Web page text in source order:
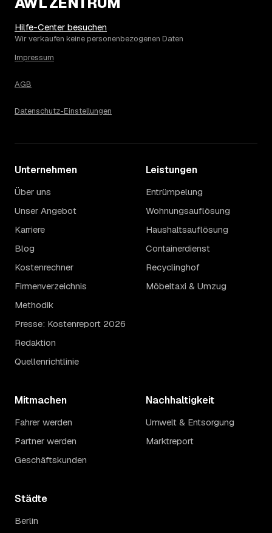
Zugänglichkeit: Ein einzelner Keller oder Dachboden liegt
eher am unteren Ende, eine voll möblierte Wohnung mit
Auch anrechenbare Wertgegenstände oder ein hoher
Betrag für Ihren Fall erfahren Sie erst nach einer kurzen,
Hilfe-Center besuchen
Wir verkaufen keine personenbezogenen Daten
Impressum
AGB
Datenschutz-Einstellungen
Unternehmen
Über uns
Unser Angebot
Karriere
Blog
Kostenrechner
Firmenverzeichnis
Methodik
Presse: Kostenreport 2026
Redaktion
Quellenrichtlinie
Leistungen
Entrümpelung
Wohnungsauflösung
Haushaltsauflösung
Containerdienst
Recyclinghof
Möbeltaxi & Umzug
Mitmachen
Fahrer werden
Partner werden
Geschäftskunden
Nachhaltigkeit
Umwelt & Entsorgung
Marktreport
Städte
Berlin